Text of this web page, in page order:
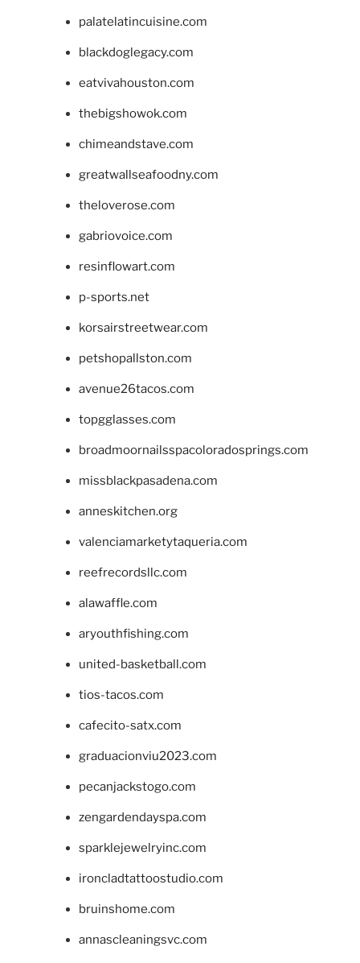
palatelatincuisine.com
blackdoglegacy.com
eatvivahouston.com
thebigshowok.com
chimeandstave.com
greatwallseafoodny.com
theloverose.com
gabriovoice.com
resinflowart.com
p-sports.net
korsairstreetwear.com
petshopallston.com
avenue26tacos.com
topgglasses.com
broadmoornailsspacoloradosprings.com
missblackpasadena.com
anneskitchen.org
valenciamarketytaqueria.com
reefrecordsllc.com
alawaffle.com
aryouthfishing.com
united-basketball.com
tios-tacos.com
cafecito-satx.com
graduacionviu2023.com
pecanjackstogo.com
zengardendayspa.com
sparklejewelryinc.com
ironcladtattoostudio.com
bruinshome.com
annascleaningsvc.com